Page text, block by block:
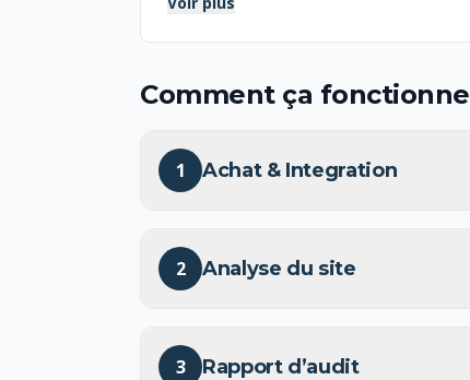
Comment ça fonctionne
1 Achat & Integration
2 Analyse du site
3 Rapport d’audit